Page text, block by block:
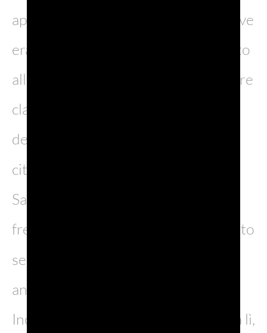
aprile 1725. Ma se volete sapere dove
era solito dare il primo appuntamento
alla maggior parte delle sue avventure
clandestine, dovete spostarvi in uno
dei luoghi più famosi della
città:
San Marco era spessissimo
frequentata da Giacomo che era solito
sedere al
ancora oggi più esclusivi della città.
Inoltre, a poche centinaia di metri da lì,